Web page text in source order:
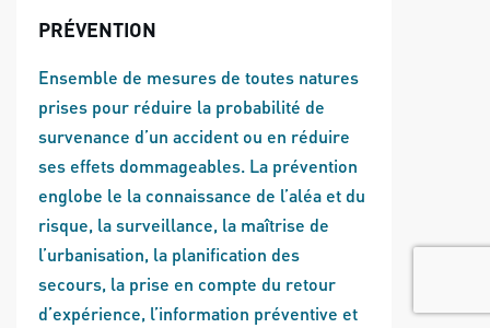
PRÉVENTION
Ensemble de mesures de toutes natures
prises pour réduire la probabilité de
survenance d’un accident ou en réduire
ses effets dommageables. La prévention
englobe le la connaissance de l’aléa et du
risque, la surveillance, la maîtrise de
l’urbanisation, la planification des
secours, la prise en compte du retour
d’expérience, l’information préventive et